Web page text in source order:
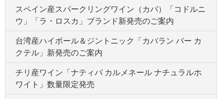
スペイン産スパークリングワイン（カバ）「コドルニ
ウ」「ラ・ロスカ」ブランド新発売のご案内
台湾産ハイボール＆ジントニック「カバラン バー カ
クテル」新発売のご案内
チリ産ワイン「ナティバ カルメネール ナチュラルホ
ワイト」数量限定発売